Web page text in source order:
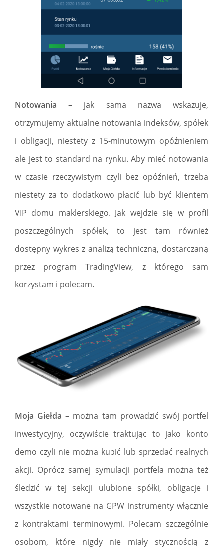
Notowania – jak sama nazwa wskazuje,
otrzymujemy aktualne notowania indeksów, spółek
i obligacji, niestety z 15-minutowym opóźnieniem
ale jest to standard na rynku. Aby mieć notowania
w czasie rzeczywistym czyli bez opóźnień, trzeba
niestety za to dodatkowo płacić lub być klientem
VIP domu maklerskiego. Jak wejdzie się w profil
poszczególnych spółek, to jest tam również
dostępny wykres z analizą techniczną, dostarczaną
przez program TradingView, z którego sam
korzystam i polecam.
Moja Giełda – można tam prowadzić swój portfel
inwestycyjny, oczywiście traktując to jako konto
demo czyli nie można kupić lub sprzedać realnych
akcji. Oprócz samej symulacji portfela można też
śledzić w tej sekcji ulubione spółki, obligacje i
wszystkie notowane na GPW instrumenty włącznie
z kontraktami terminowymi. Polecam szczególnie
osobom, które nigdy nie miały stycznością z